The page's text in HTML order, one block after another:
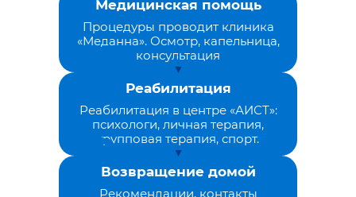
Медицинская помощь
Процедуры проводит клиника
«Меданна». Осмотр, капельница,
консультация
Реабилитация
Реабилитация в центре «АИСТ»:
психологи, личная терапия,
групповая терапия, спорт.
Возвращение домой
Рекомендации, контакты